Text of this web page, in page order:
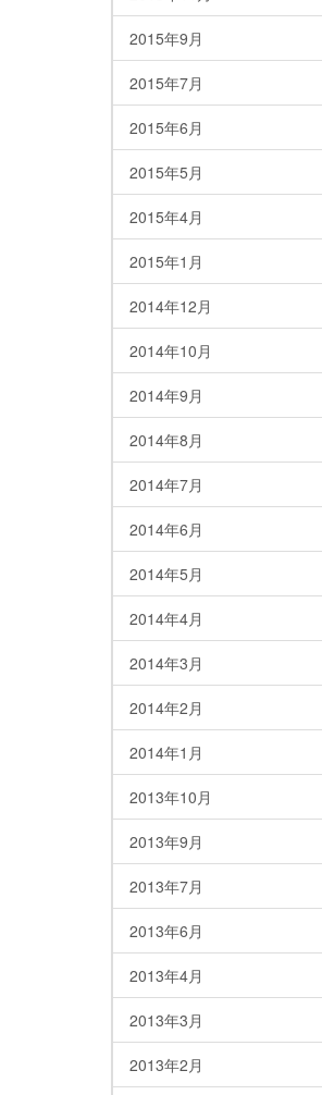
2015年9月
2015年7月
2015年6月
2015年5月
2015年4月
2015年1月
2014年12月
2014年10月
2014年9月
2014年8月
2014年7月
2014年6月
2014年5月
2014年4月
2014年3月
2014年2月
2014年1月
2013年10月
2013年9月
2013年7月
2013年6月
2013年4月
2013年3月
2013年2月